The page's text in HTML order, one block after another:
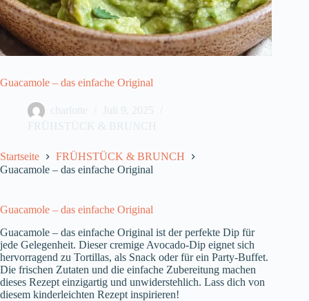
Guacamole – das einfache Original
charlotte
Juli 9, 2025
FRÜHSTÜCK & BRUNCH
Startseite
FRÜHSTÜCK & BRUNCH
Guacamole – das einfache Original
Guacamole – das einfache Original
Guacamole – das einfache Original ist der perfekte Dip für
jede Gelegenheit. Dieser cremige Avocado-Dip eignet sich
hervorragend zu Tortillas, als Snack oder für ein Party-Buffet.
Die frischen Zutaten und die einfache Zubereitung machen
dieses Rezept einzigartig und unwiderstehlich. Lass dich von
diesem kinderleichten Rezept inspirieren!